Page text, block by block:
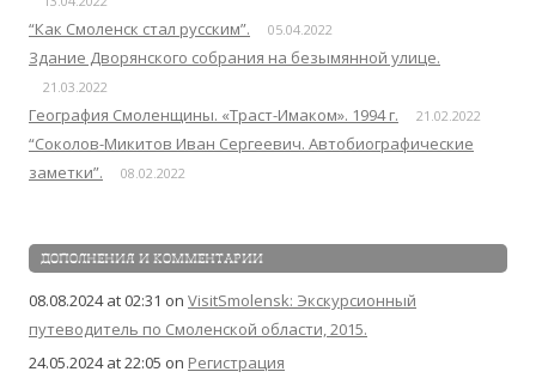
“Как Смоленск стал русским”. 05.04.2022
Здание Дворянского собрания на безымянной улице.
21.03.2022
География Смоленщины. «Траст-Имаком». 1994 г. 21.02.2022
“Соколов-Микитов Иван Сергеевич. Автобиографические
заметки”.
08.02.2022
ДОПОЛНЕНИЯ И КОММЕНТАРИИ
08.08.2024 at 02:31 on VisitSmolensk: Экскурсионный
путеводитель по Смоленской области, 2015.
24.05.2024 at 22:05 on Регистрация